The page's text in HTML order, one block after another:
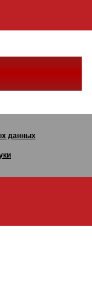
данных